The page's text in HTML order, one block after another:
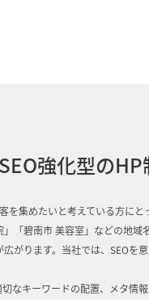
強化型の
を集めたいと考えている方に
「碧南市 美容室」などの地
がります。当社では、SEOを
なキーワードの配置、メタ情